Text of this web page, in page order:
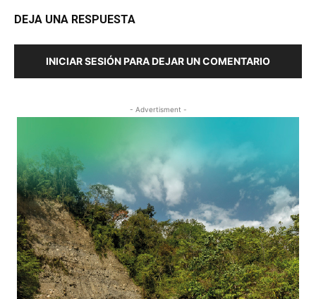
DEJA UNA RESPUESTA
INICIAR SESIÓN PARA DEJAR UN COMENTARIO
- Advertisment -